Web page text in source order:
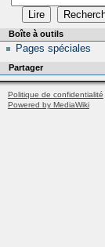
Boîte à outils
Pages spéciales
Partager
Politique de confidentialité
Powered by MediaWiki